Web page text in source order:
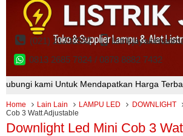
(021) 21232552
0813 2685 7824 / 0878 8882 7432
Untuk Mendapatkan Harga Terbaik.
Home Lain Lain LAMPU LED DOWNLIGHT
Cob 3 Watt Adjustable
Downlight Led Mini Cob 3